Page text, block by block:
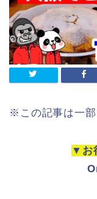
※この記事は一部
▼お